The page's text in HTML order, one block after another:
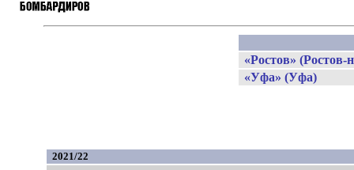
«Ростов» (Ростов-
«Уфа» (Уфа)
2021/22